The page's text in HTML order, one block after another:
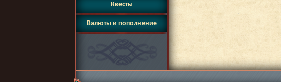
Квесты
Валюты и пополнение